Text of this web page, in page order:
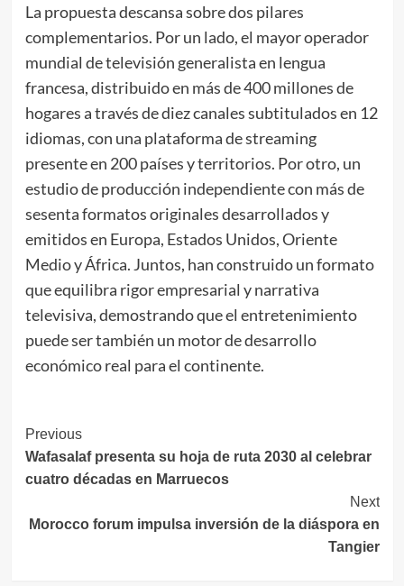
La propuesta descansa sobre dos pilares
complementarios. Por un lado, el mayor operador
mundial de televisión generalista en lengua
francesa, distribuido en más de 400 millones de
hogares a través de diez canales subtitulados en 12
idiomas, con una plataforma de streaming
presente en 200 países y territorios. Por otro, un
estudio de producción independiente con más de
sesenta formatos originales desarrollados y
emitidos en Europa, Estados Unidos, Oriente
Medio y África. Juntos, han construido un formato
que equilibra rigor empresarial y narrativa
televisiva, demostrando que el entretenimiento
puede ser también un motor de desarrollo
económico real para el continente.
Continue
Reading
Previous
Wafasalaf presenta su hoja de ruta 2030 al celebrar
cuatro décadas en Marruecos
Next
Morocco forum impulsa inversión de la diáspora en
Tangier